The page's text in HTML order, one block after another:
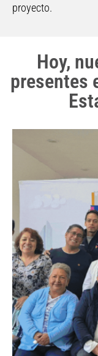
proyecto.
Hoy,
presentes